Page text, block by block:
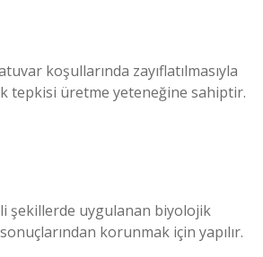
koşullarında zayıflatılmasıyla
tepkisi üretme yeteneğine sahiptir.
şekillerde uygulanan biyolojik
korunmak için yapılır.